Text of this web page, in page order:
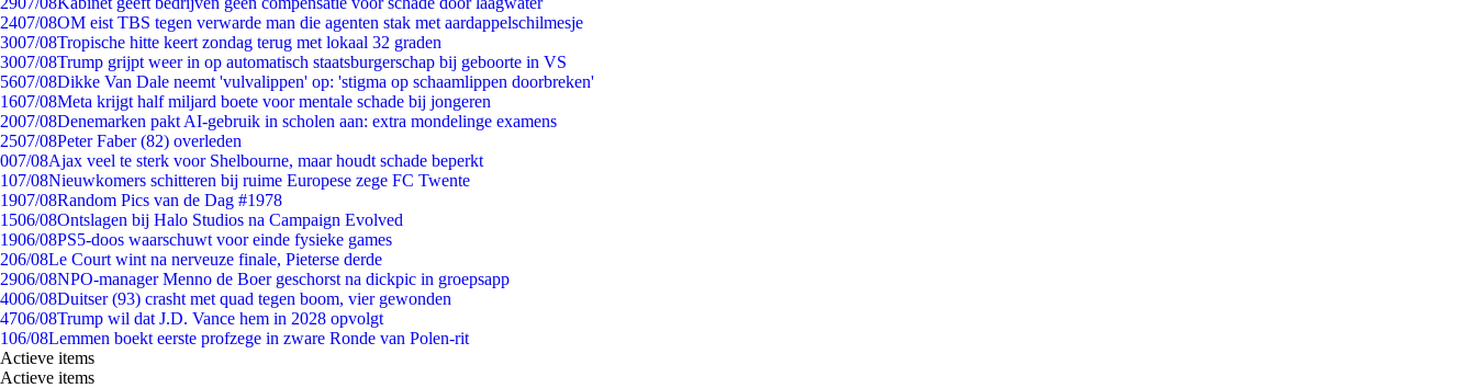
2407/08OM eist TBS tegen verwarde man die agenten stak met aardappelschilmesje
3007/08Tropische hitte keert zondag terug met lokaal 32 graden
3007/08Trump grijpt weer in op automatisch staatsburgerschap bij geboorte in VS
5607/08Dikke Van Dale neemt 'vulvalippen' op: 'stigma op schaamlippen doorbreken'
1607/08Meta krijgt half miljard boete voor mentale schade bij jongeren
2007/08Denemarken pakt AI-gebruik in scholen aan: extra mondelinge examens
2507/08Peter Faber (82) overleden
007/08Ajax veel te sterk voor Shelbourne, maar houdt schade beperkt
107/08Nieuwkomers schitteren bij ruime Europese zege FC Twente
1907/08Random Pics van de Dag #1978
1506/08Ontslagen bij Halo Studios na Campaign Evolved
1906/08PS5-doos waarschuwt voor einde fysieke games
206/08Le Court wint na nerveuze finale, Pieterse derde
2906/08NPO-manager Menno de Boer geschorst na dickpic in groepsapp
4006/08Duitser (93) crasht met quad tegen boom, vier gewonden
4706/08Trump wil dat J.D. Vance hem in 2028 opvolgt
106/08Lemmen boekt eerste profzege in zware Ronde van Polen-rit
Actieve items
Actieve items